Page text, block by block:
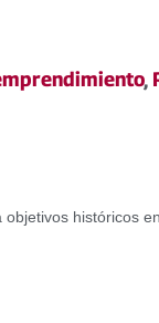
,
objetivos históricos